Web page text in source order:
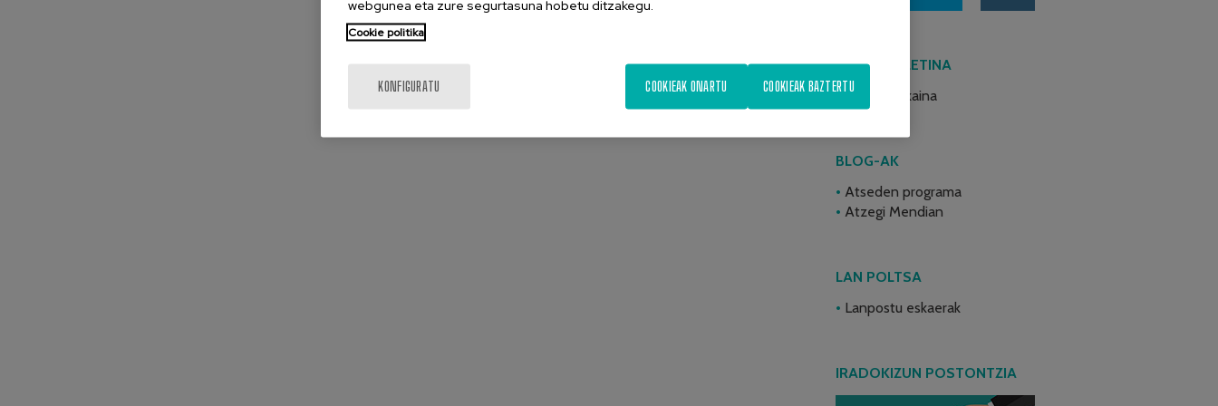
AZKEN BULETINA
2026ko ekaina
BLOG-AK
Atseden programa
Atzegi Mendian
LAN POLTSA
Lanpostu eskaerak
IRADOKIZUN POSTONTZIA
webgunea eta zure segurtasuna hobetu ditzakegu.
Cookie politika
KONFIGURATU COOKIEAK BAZTERTU
COOKIEAK ONARTU